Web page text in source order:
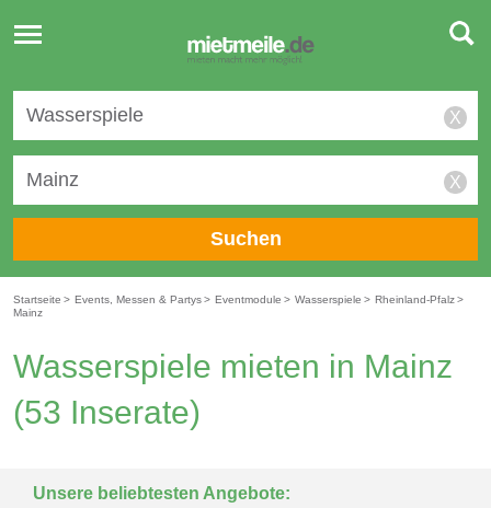
Toggle
navigation
X
X
Suchen
Startseite > Events, Messen & Partys> Eventmodule > Wasserspiele > Rheinland-Pfalz>
Mainz
Wasserspiele mieten in Mainz
(53 Inserate)
Unsere beliebtesten Angebote: